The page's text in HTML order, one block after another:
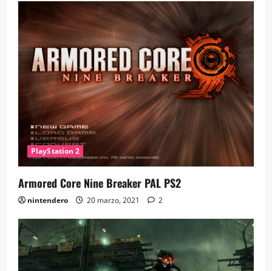
PlayStation 2
Armored Core Nine Breaker PAL PS2
nintendero 20 marzo, 2021 2